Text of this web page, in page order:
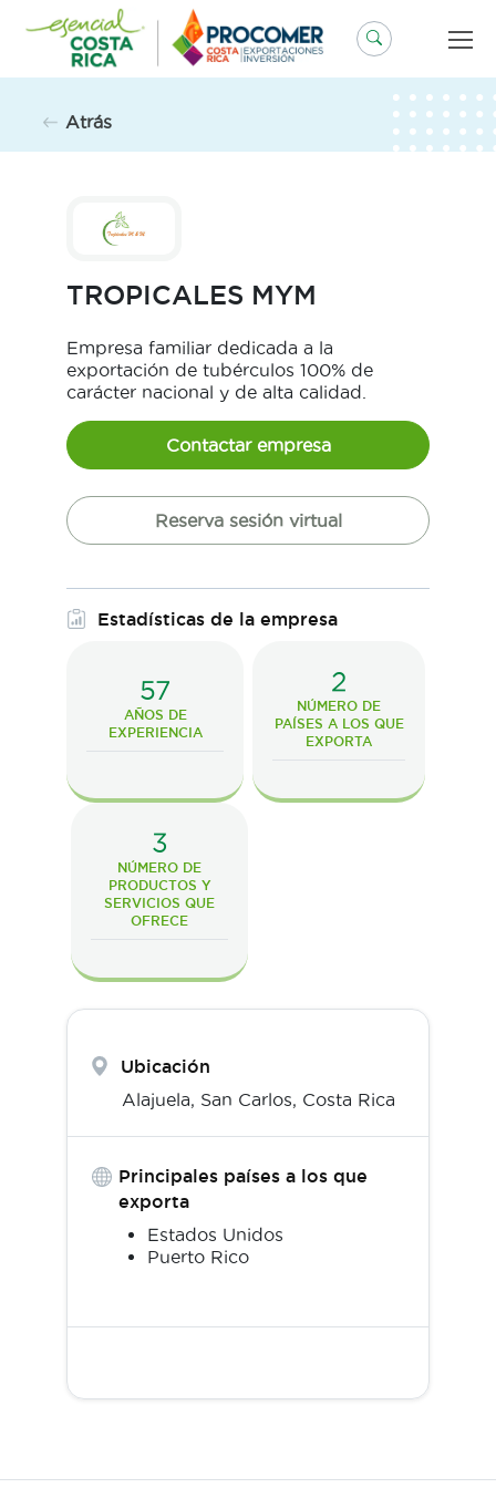
contenido
Atrás
TROPICALES MYM
Empresa familiar dedicada a la
exportación de tubérculos 100% de
carácter nacional y de alta calidad.
Contactar empresa
Reserva sesión virtual
Estadísticas de la empresa
57
AÑOS DE
EXPERIENCIA
2
NÚMERO DE
PAÍSES A LOS QUE
EXPORTA
3
NÚMERO DE
PRODUCTOS Y
SERVICIOS QUE
OFRECE
Ubicación
Alajuela, San Carlos, Costa Rica
Principales países a los que
exporta
Estados Unidos
Puerto Rico